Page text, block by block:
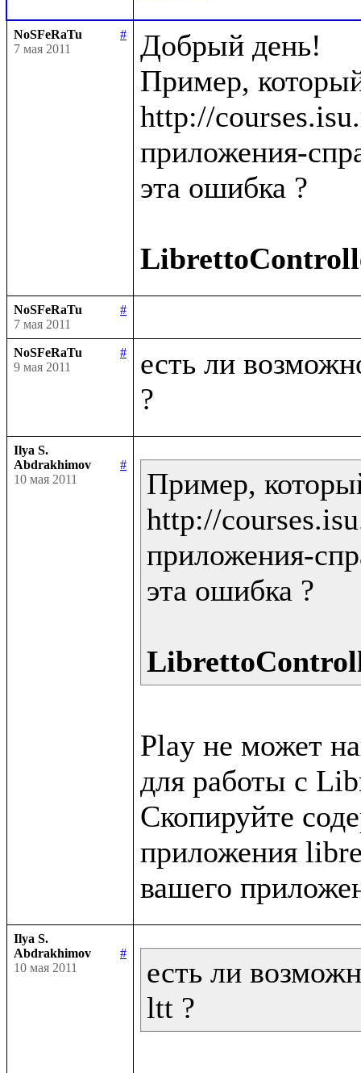
NoSFeRaTu
#
7 мая 2011
Добрый день!
Пример,
http://
приложения-
эта ошибка ?
NoSFeRaTu
#
7 мая 2011
NoSFeRaTu
#
9 мая 2011
есть ли
Ilya S.
Abdrakhimov
#
10 мая 2011
Пример,
http://
приложения-
эта ошибка ?
Play не может
для работы с
Скопируйте
приложения
Ilya S.
Abdrakhimov
#
10 мая 2011
есть ли
ltt ?